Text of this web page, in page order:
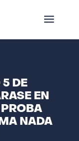
5 DE
EN
NADA